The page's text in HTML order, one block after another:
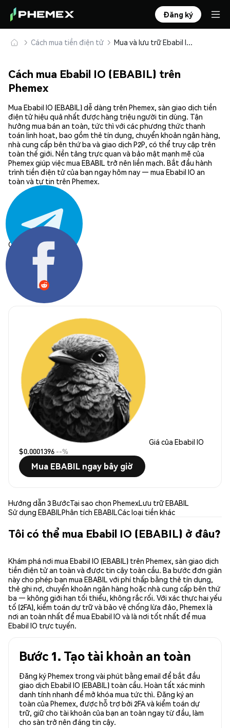
Đăng ký
Cách mua tiền điện tử Mua và lưu trữ Ebabil IO (EBABIL) an toàn
Cách mua Ebabil IO (EBABIL) trên
Phemex
Mua Ebabil IO (EBABIL) dễ dàng trên Phemex, sàn giao dịch tiền
điện tử hiệu quả nhất được hàng triệu người tin dùng. Tận
hưởng mua bán an toàn, tức thì với các phương thức thanh
toán linh hoạt, bao gồm thẻ tín dụng, chuyển khoản ngân hàng,
nhà cung cấp bên thứ ba và giao dịch P2P, có thể truy cập trên
toàn thế giới. Nền tảng trực quan và bảo mật mạnh mẽ của
Phemex giúp việc mua EBABIL trở nên liền mạch. Bắt đầu hành
trình tiền điện tử của bạn ngay hôm nay — mua Ebabil IO an
toàn và tự tin trên Phemex.
Chia sẻ:
Giá của Ebabil IO
$0.0001396 --%
Mua EBABIL ngay bây giờ
Hướng dẫn 3 BướcTại sao chọn PhemexLưu trữ EBABIL
Sử dụng EBABILPhân tích EBABILCác loại tiền khác
Tôi có thể mua Ebabil IO (EBABIL) ở đâu?
Khám phá nơi mua Ebabil IO (EBABIL) trên Phemex, sàn giao dịch
tiền điện tử an toàn và được tin cậy toàn cầu. Ba bước đơn giản
này cho phép bạn mua EBABIL với phí thấp bằng thẻ tín dụng,
thẻ ghi nợ, chuyển khoản ngân hàng hoặc nhà cung cấp bên thứ
ba — không giới hạn tối thiểu, không rắc rối. Với xác thực hai yếu
tố (2FA), kiểm toán dự trữ và bảo vệ chống lừa đảo, Phemex là
nơi an toàn nhất để mua Ebabil IO và là nơi tốt nhất để mua
Ebabil IO trực tuyến.
Bước 1. Tạo tài khoản an toàn
Đăng ký Phemex trong vài phút bằng email để bắt đầu
giao dịch Ebabil IO (EBABIL) toàn cầu. Hoàn tất xác minh
danh tính nhanh để mở khóa mua tức thì. Đăng ký an
toàn của Phemex, được hỗ trợ bởi 2FA và kiểm toán dự
trữ, giữ cho tài khoản của bạn an toàn ngay từ đầu, làm
cho sàn trở nên đáng tin cậy.